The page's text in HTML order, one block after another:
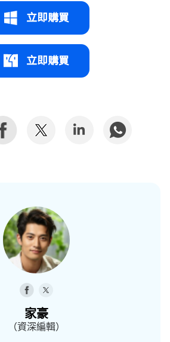
立即購買
立即購買
家豪
（資深編輯）